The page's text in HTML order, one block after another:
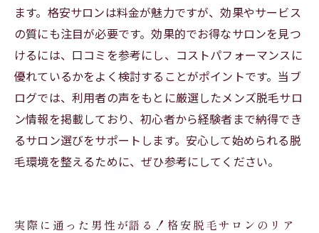
ます。格安サロンは料金が魅力ですが、効果やサービス
の質にも注目が必要です。効果的でお得なサロンを見つ
けるには、口コミを参考にし、コストパフォーマンスに
優れているかをよく検討することがポイントです。当ブ
ログでは、利用者の声をもとに厳選したメンズ脱毛サロ
ン情報を掲載しており、初心者から経験者まで納得でき
るサロン選びをサポートします。安心して始められる脱
毛環境を整えるために、ぜひ参考にしてください。
実際に通った男性が語る！格安脱毛サロンのリア